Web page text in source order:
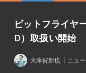
ビットフライヤ
D）取扱い開始
大津賀新也 ニュ